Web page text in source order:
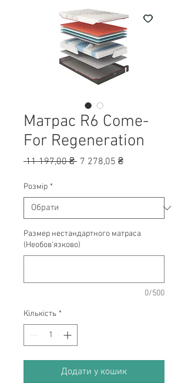
Матрас R6 Come-
For Regeneration
11 197,00 ₴ Звичайна
7 278,05 ₴За
Розмір *
Размер нестандартного матраса
(Необов'язково)
0/500
Кількість *
Додати у кошик